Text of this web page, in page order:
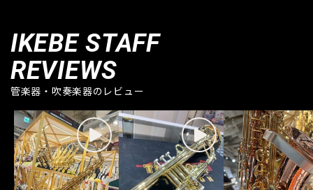
IKEBE STAFF
REVIEWS
管楽器・吹奏楽器のレビュー